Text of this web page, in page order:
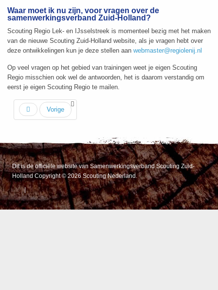
Waar moet ik nu zijn, voor vragen over de
samenwerkingsverband Zuid-Holland?
Scouting Regio Lek- en IJsselstreek is momenteel bezig met het maken
van de nieuwe Scouting Zuid-Holland website, als je vragen hebt over
deze ontwikkelingen kun je deze stellen aan webmaster@regiolenij.nl
Op veel vragen op het gebied van trainingen weet je eigen Scouting
Regio misschien ook wel de antwoorden, het is daarom verstandig om
eerst je eigen Scouting Regio te mailen.
Vorige
Dit is de officiële website van Samenwerkingsverband Scouting Zuid-
Holland Copyright © 2026 Scouting Nederland.
|